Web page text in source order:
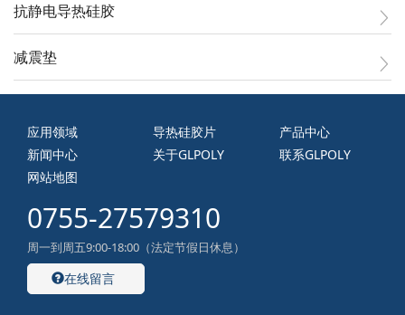
抗静电导热硅胶
减震垫
应用领域 导热硅胶片
产品中心
新闻中心
关于GLPOLY
联系GLPOLY
网站地图
0755-27579310
周一到周五9:00-18:00（法定节假日休息）
在线留言